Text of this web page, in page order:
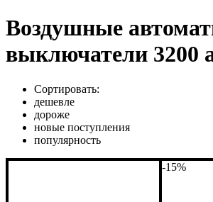
Воздушные
выключатели 3200
Сортировать:
дешевле
дороже
новые поступления
популярность
-15%